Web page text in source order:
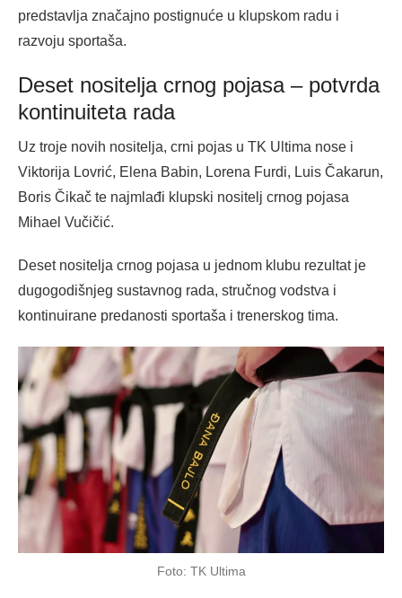
predstavlja značajno postignuće u klupskom radu i
razvoju sportaša.
Deset nositelja crnog pojasa – potvrda
kontinuiteta rada
Uz troje novih nositelja, crni pojas u TK Ultima nose i
Viktorija Lovrić, Elena Babin, Lorena Furdi, Luis Čakarun,
Boris Čikač te najmlađi klupski nositelj crnog pojasa
Mihael Vučičić.
Deset nositelja crnog pojasa u jednom klubu rezultat je
dugogodišnjeg sustavnog rada, stručnog vodstva i
kontinuirane predanosti sportaša i trenerskog tima.
Foto: TK Ultima